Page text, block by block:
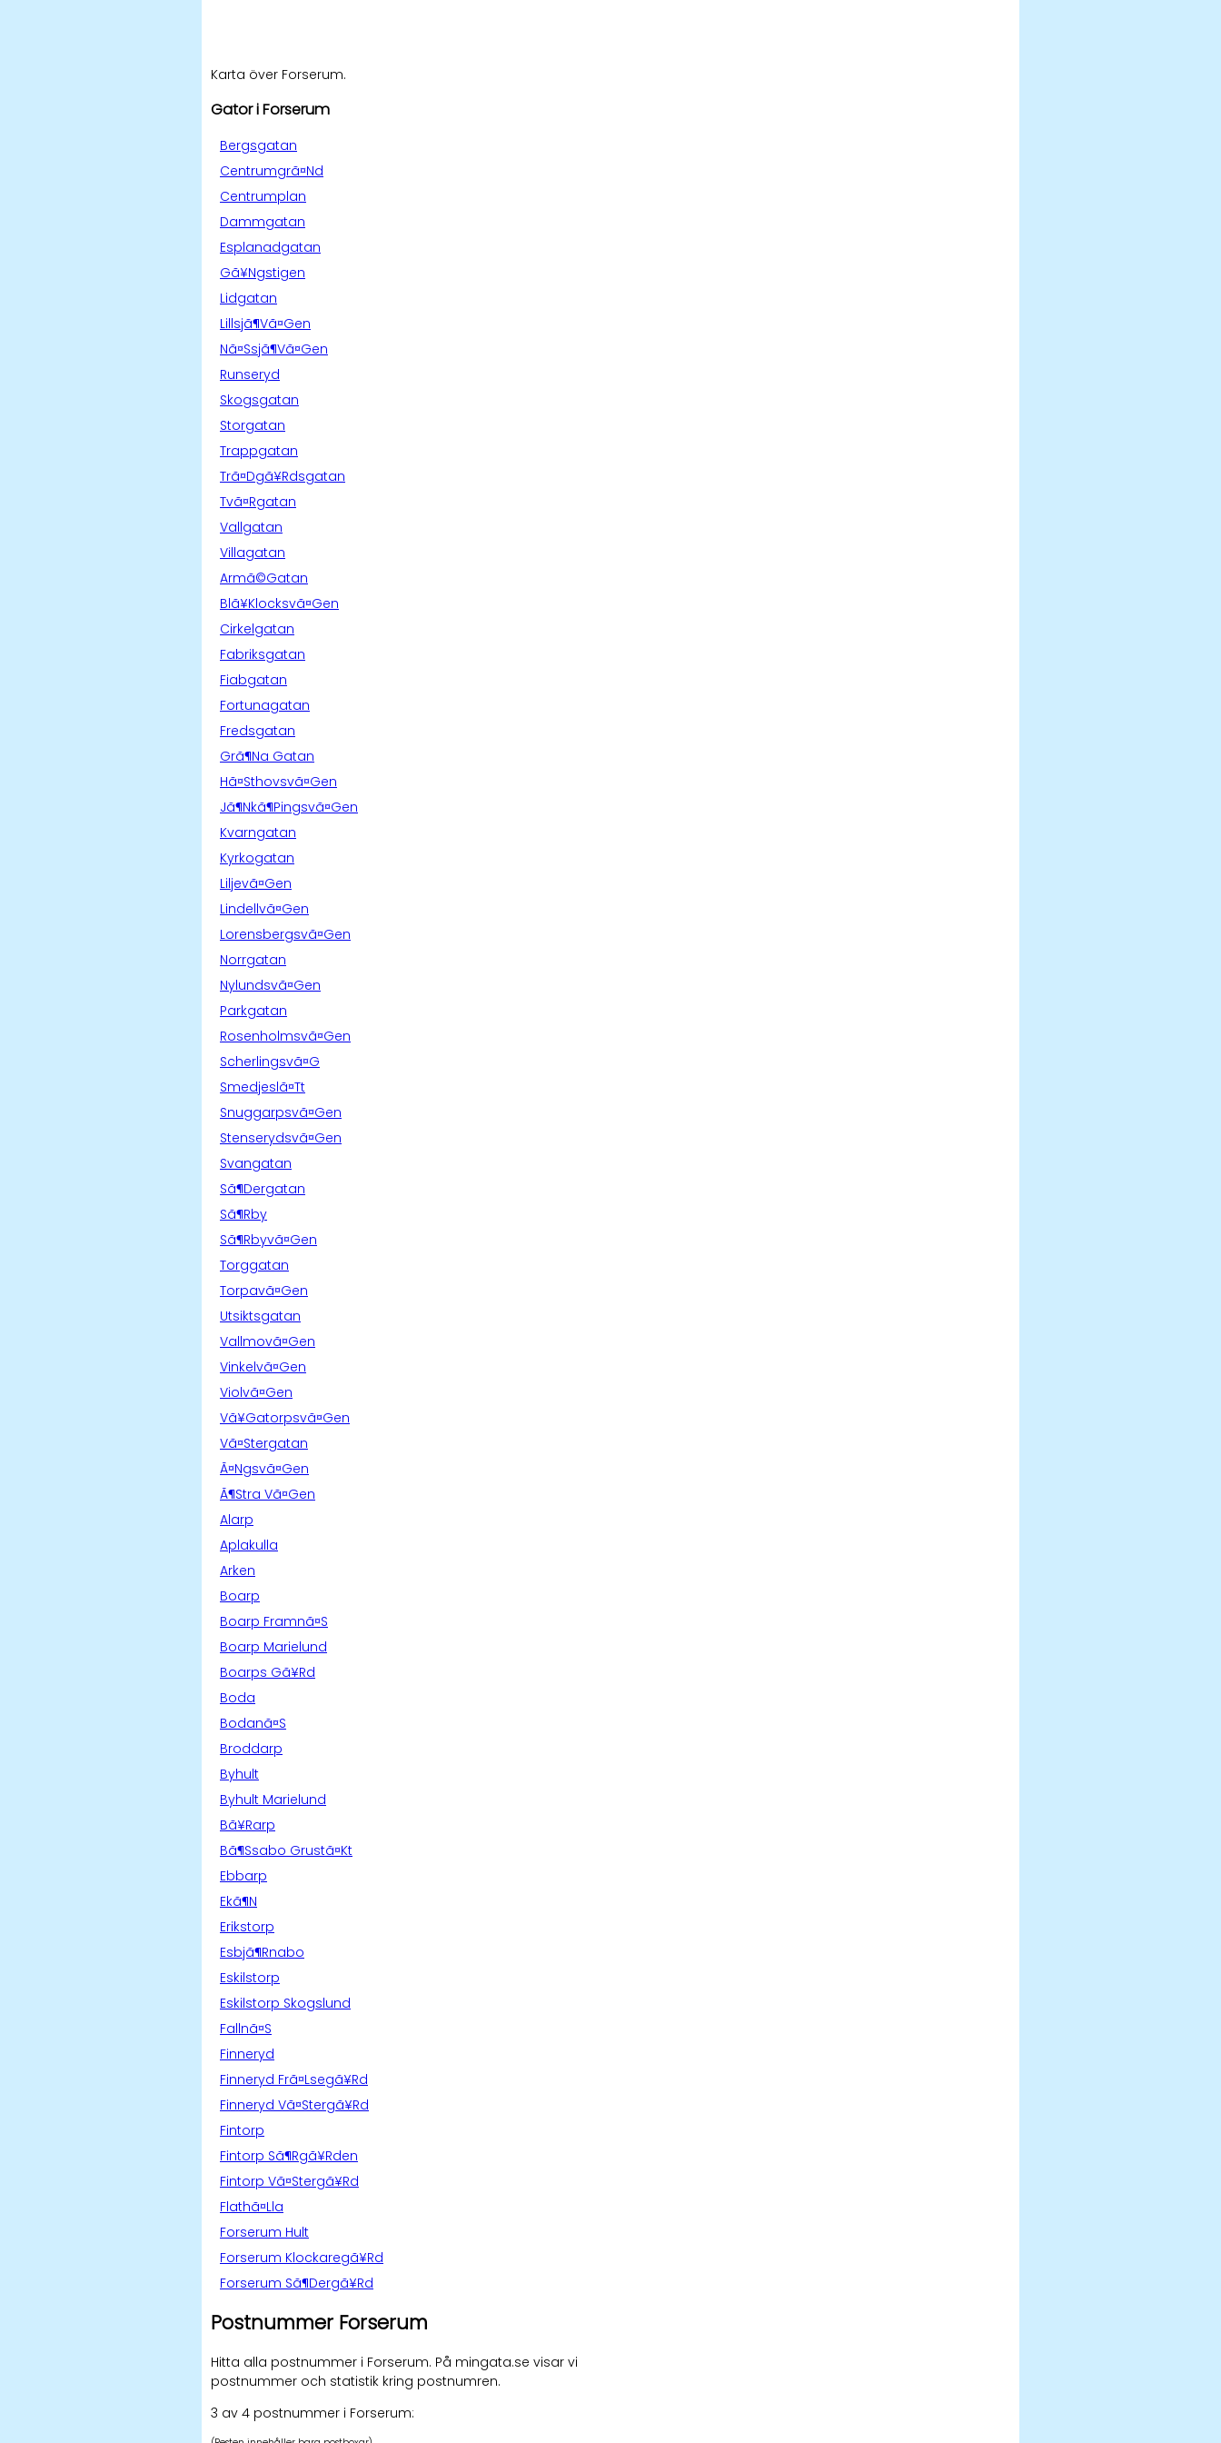
Karta över Forserum.
Gator i Forserum
Bergsgatan
Centrumgrã¤Nd
Centrumplan
Dammgatan
Esplanadgatan
Gã¥Ngstigen
Lidgatan
Lillsjã¶Vã¤Gen
Nã¤Ssjã¶Vã¤Gen
Runseryd
Skogsgatan
Storgatan
Trappgatan
Trã¤Dgã¥Rdsgatan
Tvã¤Rgatan
Vallgatan
Villagatan
Armã©Gatan
Blã¥Klocksvã¤Gen
Cirkelgatan
Fabriksgatan
Fiabgatan
Fortunagatan
Fredsgatan
Grã¶Na Gatan
Hã¤Sthovsvã¤Gen
Jã¶Nkã¶Pingsvã¤Gen
Kvarngatan
Kyrkogatan
Liljevã¤Gen
Lindellvã¤Gen
Lorensbergsvã¤Gen
Norrgatan
Nylundsvã¤Gen
Parkgatan
Rosenholmsvã¤Gen
Scherlingsvã¤G
Smedjeslã¤Tt
Snuggarpsvã¤Gen
Stenserydsvã¤Gen
Svangatan
Sã¶Dergatan
Sã¶Rby
Sã¶Rbyvã¤Gen
Torggatan
Torpavã¤Gen
Utsiktsgatan
Vallmovã¤Gen
Vinkelvã¤Gen
Violvã¤Gen
Vã¥Gatorpsvã¤Gen
Vã¤Stergatan
Ã¤Ngsvã¤Gen
Ã¶Stra Vã¤Gen
Alarp
Aplakulla
Arken
Boarp
Boarp Framnã¤S
Boarp Marielund
Boarps Gã¥Rd
Boda
Bodanã¤S
Broddarp
Byhult
Byhult Marielund
Bã¥Rarp
Bã¶Ssabo Grustã¤Kt
Ebbarp
Ekã¶N
Erikstorp
Esbjã¶Rnabo
Eskilstorp
Eskilstorp Skogslund
Fallnã¤S
Finneryd
Finneryd Frã¤Lsegã¥Rd
Finneryd Vã¤Stergã¥Rd
Fintorp
Fintorp Sã¶Rgã¥Rden
Fintorp Vã¤Stergã¥Rd
Flathã¤Lla
Forserum Hult
Forserum Klockaregã¥Rd
Forserum Sã¶Dergã¥Rd
Postnummer Forserum
Hitta alla postnummer i Forserum. På mingata.se visar vi
postnummer och statistik kring postnumren.
3 av 4 postnummer i Forserum: